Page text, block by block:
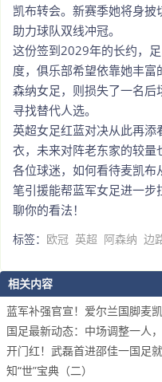
凯布转会。新赛季她将身披
助力球队双线冲冠。
这份签到2029年的长约，
度，俱乐部希望依靠她丰
森纳女足，则损失了一名
寻找替代人选。
英超女足红蓝对决从此再
衣，未来对阵老东家的较量
各位球迷，如何看待麦凯
笔引援能帮蓝军女足进一
聊你的看法！
标签： 欧冠 英超 阿森纳 边
相关内容
蓝军补强官宣！爱尔兰国脚麦
国足最新动态：中场调整一人
开门红！武磊首进邵佳一国足
知“世”宝典（二）